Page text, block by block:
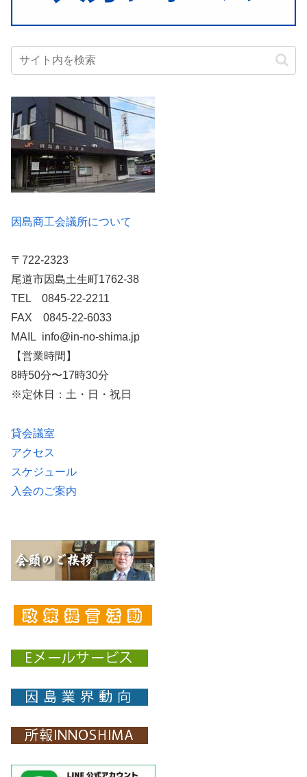
因島商工会議所について
〒722-2323
尾道市因島土生町1762-38
TEL 0845-22-2211
FAX 0845-22-6033
MAIL info@in-no-shima.jp
【営業時間】
8時50分〜17時30分
※定休日：土・日・祝日
貸会議室
アクセス
スケジュール
入会のご案内